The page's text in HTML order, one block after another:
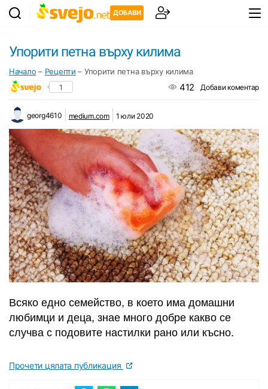
ДОБАВИ
Упорити петна върху килима
Начало – Рецепти – Упорити петна върху килима
1 412 Добави коментар
georg4610 medium.com 1 юли 2020
Всяко едно семейство, в което има домашни
любимци и деца, знае много добре какво се
случва с подовите настилки рано или късно.
Прочети цялата публикация